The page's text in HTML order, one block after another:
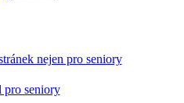
nejen pro seniory